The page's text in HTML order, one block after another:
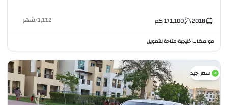
2018
171,100كم 1,112
/شهر
مواصفات خليجية•متاحة للتمويل
سعر جيد